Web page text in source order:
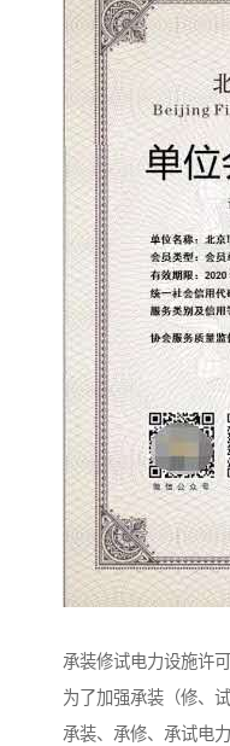
承装修试电力设施许
为了加强承装（修、
承装、承修、承试电